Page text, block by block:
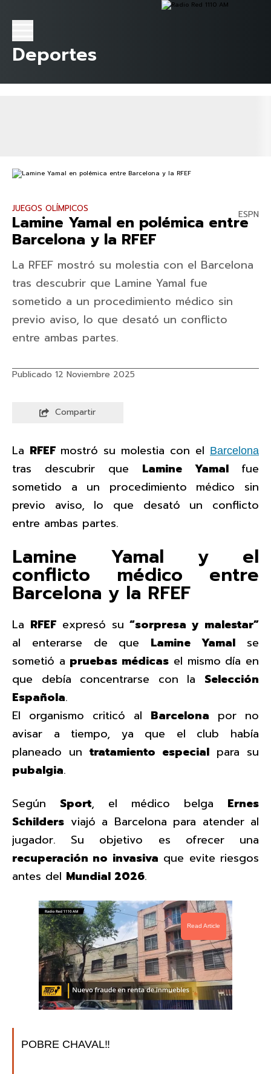
Deportes
ESPN
JUEGOS OLÍMPICOS
Lamine Yamal en polémica entre
Barcelona y la RFEF
La RFEF mostró su molestia con el Barcelona
tras descubrir que Lamine Yamal fue
sometido a un procedimiento médico sin
previo aviso, lo que desató un conflicto
entre ambas partes.
Publicado 12 Noviembre 2025
Compartir
La RFEF mostró su molestia con el Barcelona
tras descubrir que Lamine Yamal fue
sometido a un procedimiento médico sin
previo aviso, lo que desató un conflicto
entre ambas partes.
Lamine Yamal y el
conflicto médico entre
Barcelona y la RFEF
La RFEFexpresó su“sorpresa y malestar”
al enterarse de que Lamine Yamal se
sometió a pruebas médicas el mismo día en
que debía concentrarse con la Selección
Española.
El organismo criticó al Barcelona por no
avisar a tiempo, ya que el club había
planeado un tratamiento especial para su
pubalgia.
Según Sport, el médico belga Ernes
Schilders viajó a Barcelona para atender al
jugador. Su objetivo es ofrecer una
recuperación no invasiva que evite riesgos
antes del Mundial 2026.
Read Article
POBRE CHAVAL‼️